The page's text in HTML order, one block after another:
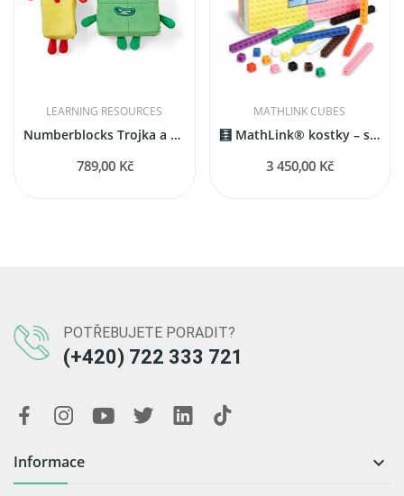
LEARNING RESOURCES
Numberblocks Trojka a Čtyřka hraví kamarádi
789,00 Kč
MATHLINK CUBES
🧮 MathLink® kostky – sada 1000 kusů
3 450,00 Kč
POTŘEBUJETE PORADIT?
(+420) 722 333 721
Informace 